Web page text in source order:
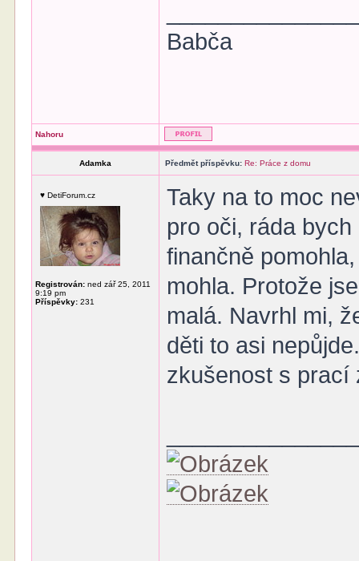
Babča
Nahoru
Adamka Předmět příspěvku: Re: Práce z domu
♥ DetiForum.cz
Registrován: ned zář 25, 2011
9:19 pm
Příspěvky: 231
Taky na to moc
pro oči, ráda
finančně
mohla. Protože
malá. Navrhl mi,
děti to asi
zkušenost s prací